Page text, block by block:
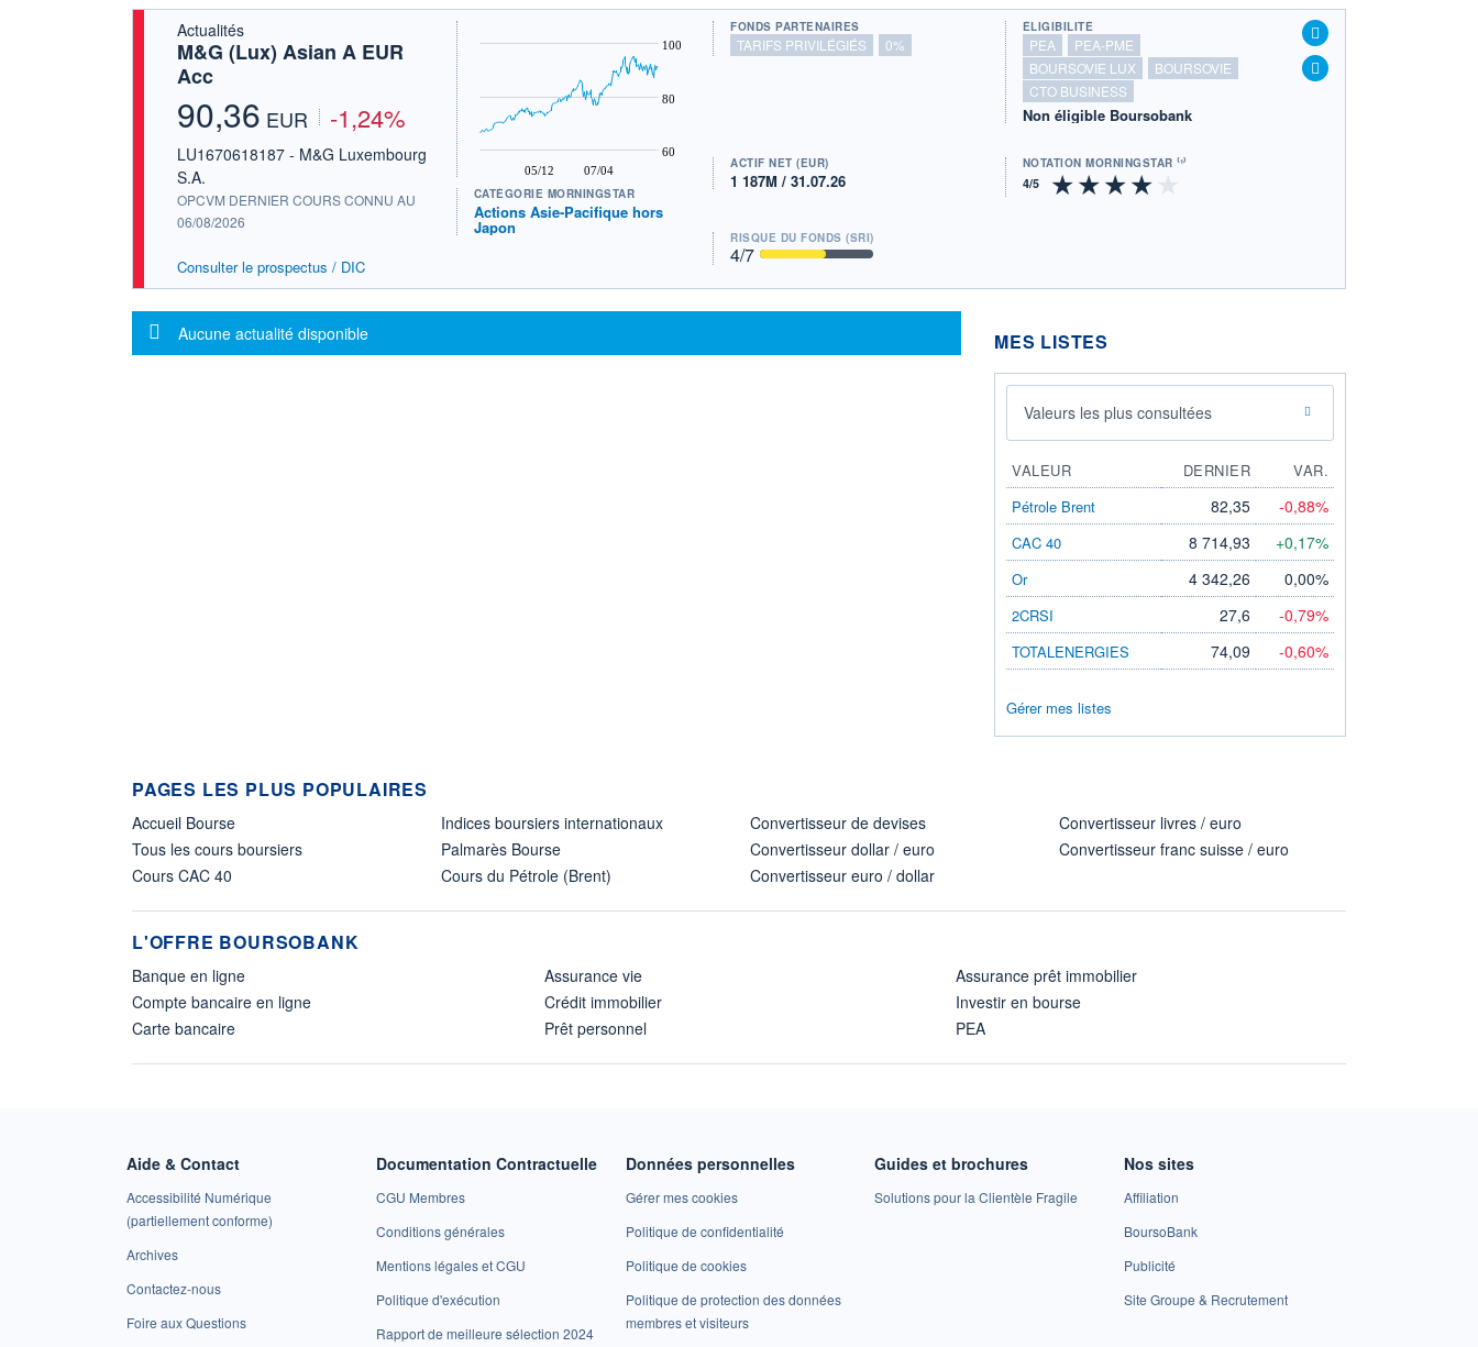
Actualités
M&G (Lux) Asian A EUR
Acc
90,36 EUR -1,24%
LU1670618187 - M&G Luxembourg
S.A.
OPCVM DERNIER COURS CONNU AU
06/08/2026
Consulter le prospectus / DIC
05/12 07/04
60
80
100
CATÉGORIE MORNINGSTAR
Actions Asie-Pacifique hors
Japon
FONDS PARTENAIRES
TARIFS PRIVILÉGIÉS 0%
ÉLIGIBILITÉ
PEA
PEA-PME
BOURSOVIE LUX
BOURSOVIE
CTO BUSINESS
Non éligible Boursobank
ACTIF NET (EUR)
1 187M / 31.07.26
NOTATION MORNINGSTAR ⁽¹⁾
RISQUE DU FONDS (SRI)
4/7
Message d'information
Aucune actualité disponible MES LISTES
Valeurs les plus consultées
VALEUR DERNIER
VAR.
Pétrole Brent
82,35 -0,88%
CAC 40 8 714,93 +0,17%
Or 4 342,26 0,00%
2CRSI 27,6 -0,79%
TOTALENERGIES 74,09 -0,60%
Gérer mes listes
PAGES LES PLUS POPULAIRES
Accueil Bourse
Tous les cours boursiers
Cours CAC 40
Indices boursiers internationaux
Palmarès Bourse
Cours du Pétrole (Brent)
Convertisseur de devises
Convertisseur dollar / euro
Convertisseur euro / dollar
Convertisseur livres / euro
Convertisseur franc suisse / euro
L'OFFRE BOURSOBANK
Banque en ligne
Compte bancaire en ligne
Carte bancaire
Assurance vie
Crédit immobilier
Prêt personnel
Assurance prêt immobilier
Investir en bourse
PEA
Aide & Contact
Accessibilité Numérique
(partiellement conforme)
Archives
Contactez-nous
Foire aux Questions
Documentation Contractuelle
CGU Membres
Conditions générales
Mentions légales et CGU
Politique d'exécution
Rapport de meilleure sélection 2024
Données personnelles
Gérer mes cookies
Politique de confidentialité
Politique de cookies
Politique de protection des données
membres et visiteurs
Guides et brochures
Solutions pour la Clientèle Fragile
Nos sites
Affiliation
BoursoBank
Publicité
Site Groupe & Recrutement